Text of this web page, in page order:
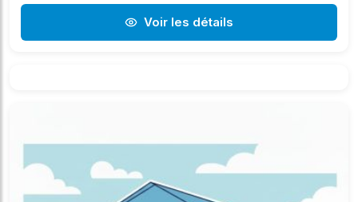
Voir les détails